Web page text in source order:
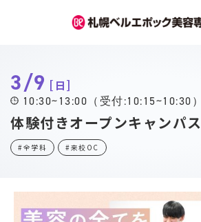
3/9 日
10:30~13:00（受付:10:15~10:30）
体験付きオープンキャンパス
#全学科 #来校OC